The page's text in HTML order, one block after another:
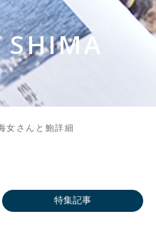
SHIMA
女さんと鮑詳細
特集記事